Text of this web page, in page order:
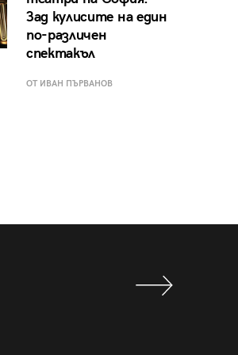
Зад кулисите на един
по-различен
спектакъл
ОТ ИВАН ПЪРВАНОВ